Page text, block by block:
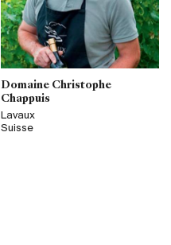
Domaine Christophe
Chappuis
Lavaux
Suisse